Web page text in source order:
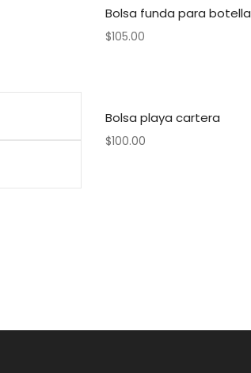
Bolsa funda para botella
$105.00
Bolsa playa cartera
$100.00